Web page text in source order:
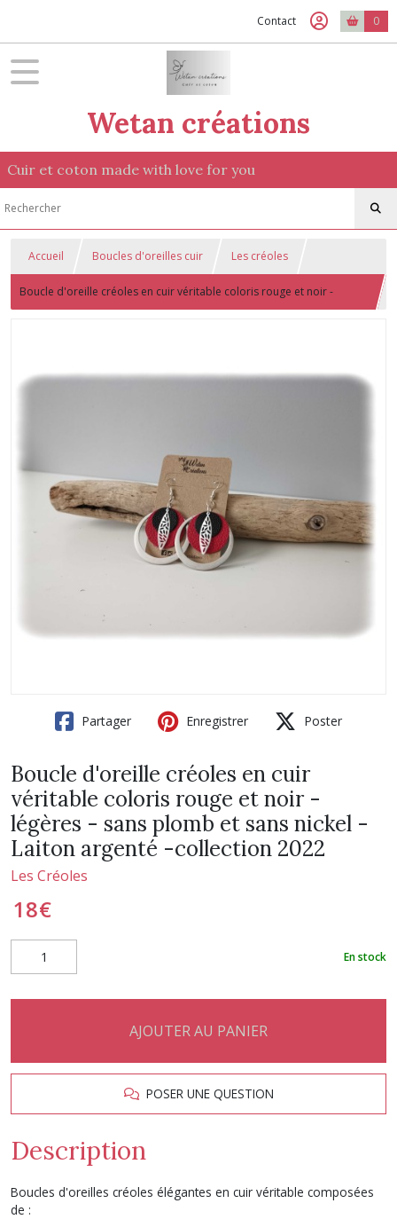
Contact 0
Wetan créations
Cuir et coton made with love for you
Accueil Boucles d'oreilles cuir Les créoles
Boucle d'oreille créoles en cuir véritable coloris rouge et noir -
Partager Enregistrer Poster
Boucle d'oreille créoles en cuir
véritable coloris rouge et noir -
légères - sans plomb et sans nickel -
Laiton argenté -collection 2022
Les Créoles
18€
En stock
AJOUTER AU PANIER
POSER UNE QUESTION
Description
Boucles d'oreilles créoles élégantes en cuir véritable composées
de :